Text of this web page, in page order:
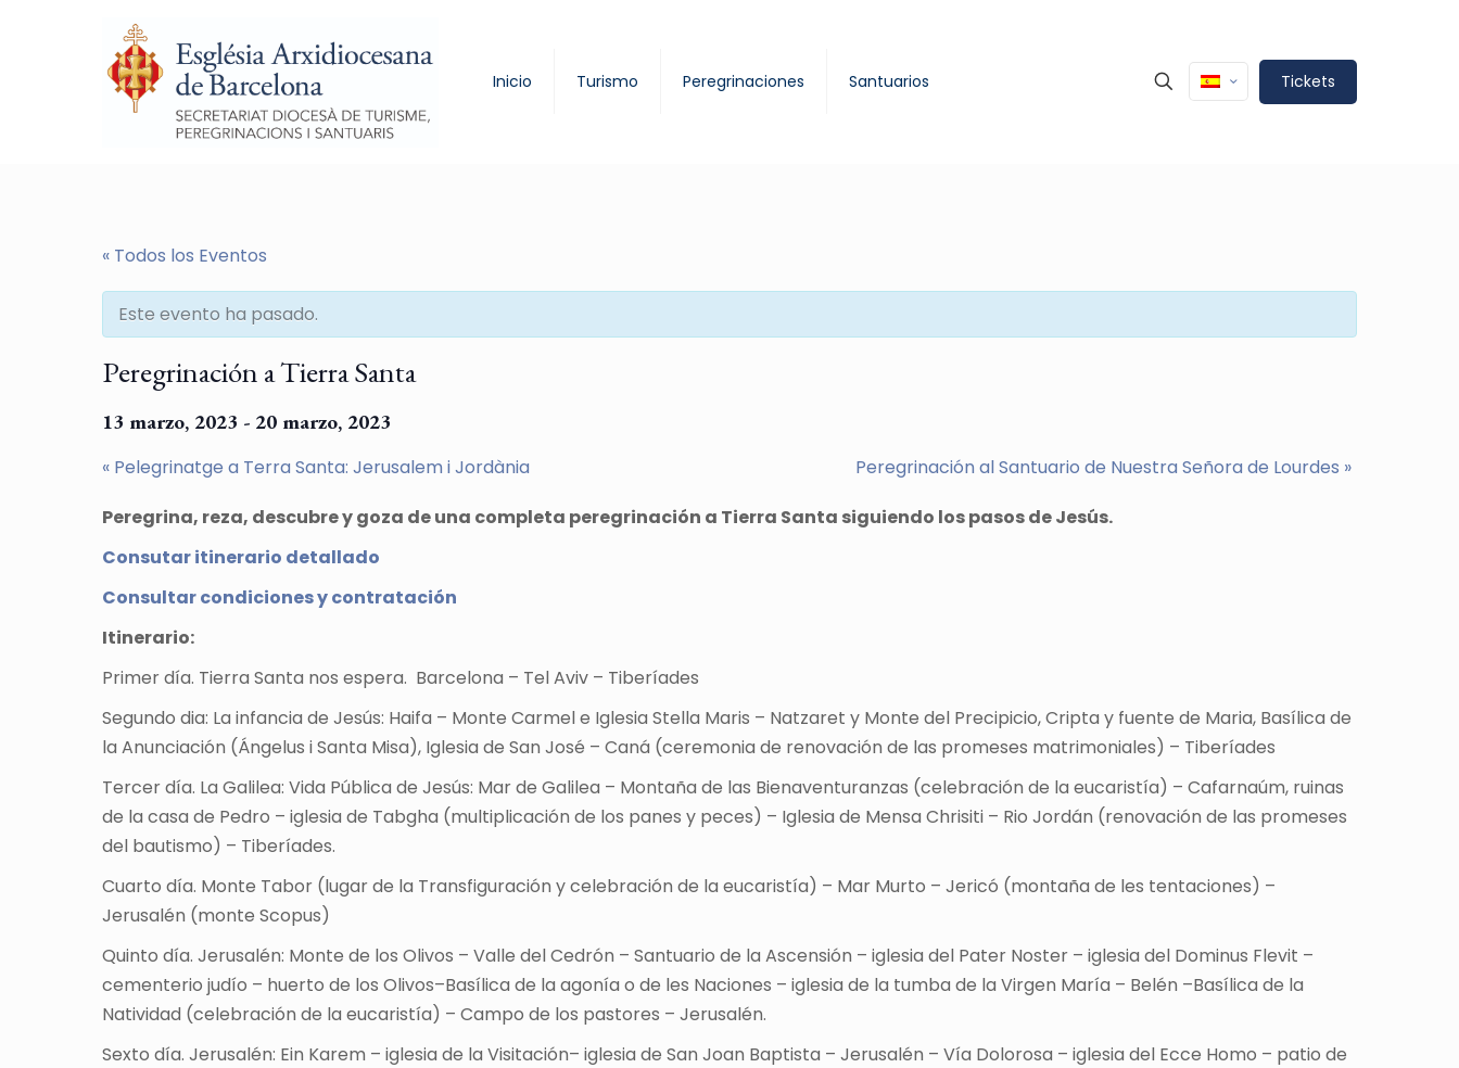
Inicio Turismo Peregrinaciones Santuarios Tickets
« Todos los Eventos
Este evento ha pasado.
Peregrinación a Tierra Santa
13 marzo, 2023 - 20 marzo, 2023
« Pelegrinatge a Terra Santa: Jerusalem i Jordània Peregrinación al Santuario de Nuestra Señora de Lourdes »
Peregrina, reza, descubre y goza de una completa peregrinación a Tierra Santa siguiendo los pasos de Jesús.
Consutar itinerario detallado
Consultar condiciones y contratación
Itinerario:
Primer día. Tierra Santa nos espera. Barcelona – Tel Aviv – Tiberíades
Segundo dia: La infancia de Jesús: Haifa – Monte Carmel e Iglesia Stella Maris – Natzaret y Monte del Precipicio, Cripta y fuente de Maria, Basílica de
la Anunciación (Ángelus i Santa Misa), Iglesia de San José – Caná (ceremonia de renovación de las promeses matrimoniales) – Tiberíades
Tercer día. La Galilea: Vida Pública de Jesús: Mar de Galilea – Montaña de las Bienaventuranzas (celebración de la eucaristía) – Cafarnaúm, ruinas
de la casa de Pedro – iglesia de Tabgha (multiplicación de los panes y peces) – Iglesia de Mensa Chrisiti – Rio Jordán (renovación de las promeses
del bautismo) – Tiberíades.
Cuarto día. Monte Tabor (lugar de la Transfiguración y celebración de la eucaristía) – Mar Murto – Jericó (montaña de les tentaciones) –
Jerusalén (monte Scopus)
Quinto día. Jerusalén: Monte de los Olivos – Valle del Cedrón – Santuario de la Ascensión – iglesia del Pater Noster – iglesia del Dominus Flevit –
cementerio judío – huerto de los Olivos–Basílica de la agonía o de les Naciones – iglesia de la tumba de la Virgen María – Belén –Basílica de la
Natividad (celebración de la eucaristía) – Campo de los pastores – Jerusalén.
Sexto día. Jerusalén: Ein Karem – iglesia de la Visitación– iglesia de San Joan Baptista – Jerusalén – Vía Dolorosa – iglesia del Ecce Homo – patio de